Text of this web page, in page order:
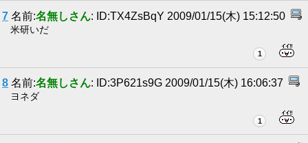
7 名前:名無しさん: ID:TX4ZsBqY 2009/01/15(木) 15:12:50
米研いだ
1
8 名前:名無しさん: ID:3P621s9G 2009/01/15(木) 16:06:37
ヨネダ
1